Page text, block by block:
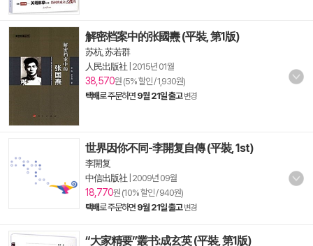
解密档案中的张國燾 (平裝, 第1版)
苏杭, 苏若群
人民出版社 2015년 01월
38,570원 (5% 할인 / 1,930원)
택배로 주문하면 9월 21일 출고 변경
世界因你不同-李開复自傳 (平裝, 1st)
李開复
中信出版社 2009년 09월
18,770원 (10% 할인 / 940원)
택배로 주문하면 9월 21일 출고 변경
“大家精要”叢书:成玄英 (平裝, 第1版)